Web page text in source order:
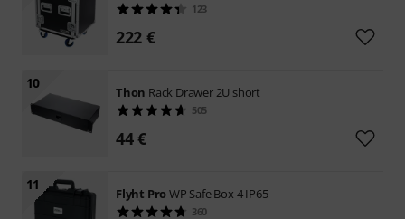
123
222 €
10
Thon Rack Drawer 2U short
505
44 €
11
Flyht ProWP Safe Box 4 IP65
360